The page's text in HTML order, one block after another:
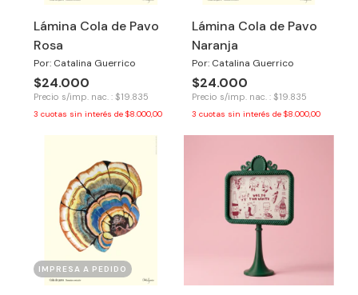
Lámina Cola de Pavo
Rosa
Por: Catalina Guerrico
$24.000
Precio s/imp. nac. : $19.835
3 cuotas sin interés de $8.000,00
Lámina Cola de Pavo
Naranja
Por: Catalina Guerrico
$24.000
Precio s/imp. nac. : $19.835
3 cuotas sin interés de $8.000,00
IMPRESA A PEDIDO